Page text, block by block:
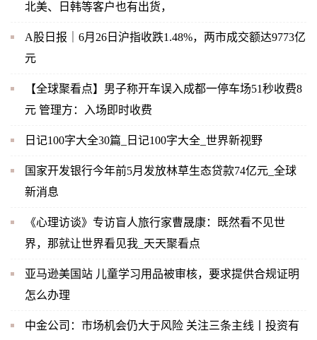
北美、日韩等客户也有出货，
A股日报｜6月26日沪指收跌1.48%，两市成交额达9773亿
元
【全球聚看点】男子称开车误入成都一停车场51秒收费8
元 管理方：入场即时收费
日记100字大全30篇_日记100字大全_世界新视野
国家开发银行今年前5月发放林草生态贷款74亿元_全球
新消息
《心理访谈》专访盲人旅行家曹晟康：既然看不见世
界，那就让世界看见我_天天聚看点
亚马逊美国站 儿童学习用品被审核，要求提供合规证明
怎么办理
中金公司：市场机会仍大于风险 关注三条主线丨投资有